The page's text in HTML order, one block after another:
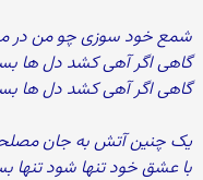
شمع خود سوزی چو من در
گاهی اگر آهی کشد دل ها
گاهی اگر آهی کشد دل ها
یک چنین آتش به جان
با عشق خود تنها شود تنها